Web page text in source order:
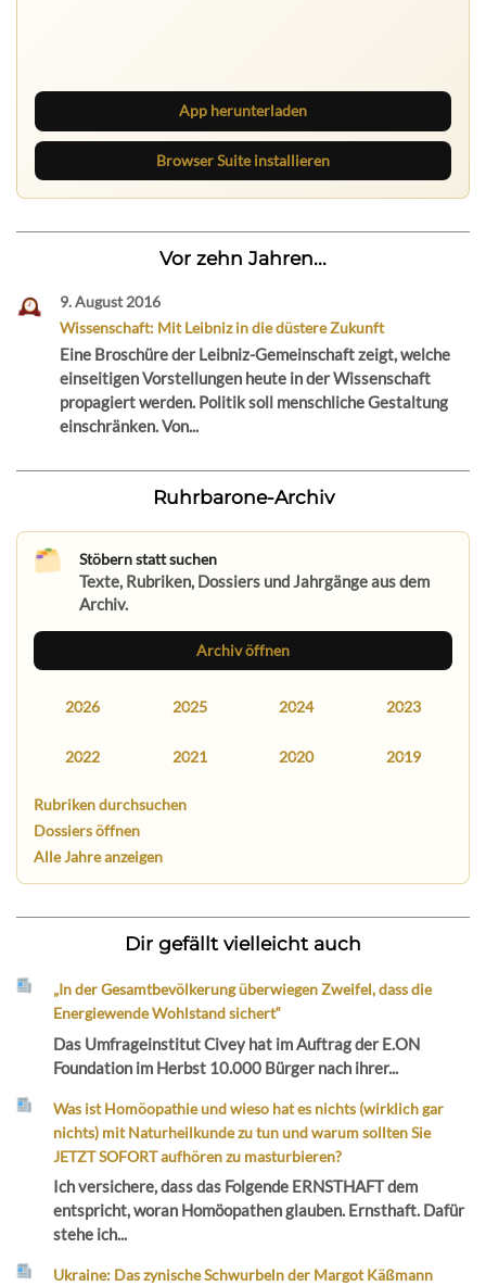
App herunterladen
Browser Suite installieren
Vor zehn Jahren...
9. August 2016
Wissenschaft: Mit Leibniz in die düstere Zukunft
Eine Broschüre der Leibniz-Gemeinschaft zeigt, welche
einseitigen Vorstellungen heute in der Wissenschaft
propagiert werden. Politik soll menschliche Gestaltung
einschränken. Von...
Ruhrbarone-Archiv
Stöbern statt suchen
Texte, Rubriken, Dossiers und Jahrgänge aus dem
Archiv.
Archiv öffnen
2026 2025 2024 2023
2022 2021 2020 2019
Rubriken durchsuchen
Dossiers öffnen
Alle Jahre anzeigen
Dir gefällt vielleicht auch
„In der Gesamtbevölkerung überwiegen Zweifel, dass die
Energiewende Wohlstand sichert“
Das Umfrageinstitut Civey hat im Auftrag der E.ON
Foundation im Herbst 10.000 Bürger nach ihrer...
Was ist Homöopathie und wieso hat es nichts (wirklich gar
nichts) mit Naturheilkunde zu tun und warum sollten Sie
JETZT SOFORT aufhören zu masturbieren?
Ich versichere, dass das Folgende ERNSTHAFT dem
entspricht, woran Homöopathen glauben. Ernsthaft. Dafür
stehe ich...
Ukraine: Das zynische Schwurbeln der Margot Käßmann